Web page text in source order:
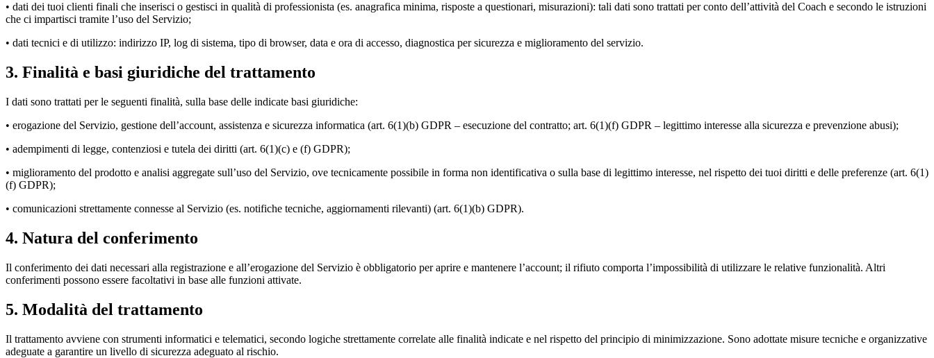
• dati dei tuoi clienti finali che inserisci o gestisci in qualità di professionista (es. anagrafica minima, risposte a questionari, misurazioni): tali dati sono trattati per conto dell’attività del Coach e secondo le istruzioni
che ci impartisci tramite l’uso del Servizio;
• dati tecnici e di utilizzo: indirizzo IP, log di sistema, tipo di browser, data e ora di accesso, diagnostica per sicurezza e miglioramento del servizio.
3. Finalità e basi giuridiche del trattamento
I dati sono trattati per le seguenti finalità, sulla base delle indicate basi giuridiche:
• erogazione del Servizio, gestione dell’account, assistenza e sicurezza informatica (art. 6(1)(b) GDPR – esecuzione del contratto; art. 6(1)(f) GDPR – legittimo interesse alla sicurezza e prevenzione abusi);
• adempimenti di legge, contenziosi e tutela dei diritti (art. 6(1)(c) e (f) GDPR);
• miglioramento del prodotto e analisi aggregate sull’uso del Servizio, ove tecnicamente possibile in forma non identificativa o sulla base di legittimo interesse, nel rispetto dei tuoi diritti e delle preferenze (art. 6(1)
(f) GDPR);
• comunicazioni strettamente connesse al Servizio (es. notifiche tecniche, aggiornamenti rilevanti) (art. 6(1)(b) GDPR).
4. Natura del conferimento
Il conferimento dei dati necessari alla registrazione e all’erogazione del Servizio è obbligatorio per aprire e mantenere l’account; il rifiuto comporta l’impossibilità di utilizzare le relative funzionalità. Altri
conferimenti possono essere facoltativi in base alle funzioni attivate.
5. Modalità del trattamento
Il trattamento avviene con strumenti informatici e telematici, secondo logiche strettamente correlate alle finalità indicate e nel rispetto del principio di minimizzazione. Sono adottate misure tecniche e organizzative
adeguate a garantire un livello di sicurezza adeguato al rischio.